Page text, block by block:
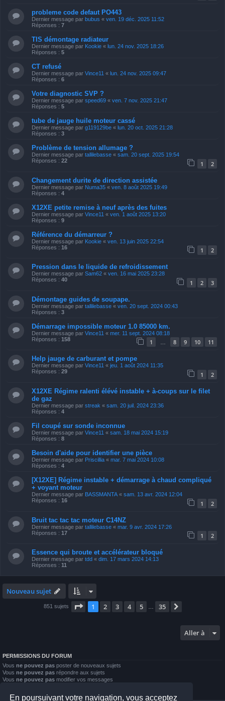
En poursuivant votre navigation, vous acceptez
probleme code defaut PO443
Dernier message par bubus « ven. 19 déc. 2025 11:52
Réponses : 7
TIS démontage radiateur
Dernier message par Kookie « lun. 24 nov. 2025 18:26
Réponses : 5
CT refusé
Dernier message par Vince11 « lun. 24 nov. 2025 09:47
Réponses : 6
Votre diagnostic SVP ?
Dernier message par speed69 « ven. 7 nov. 2025 21:47
Réponses : 5
tube de jauge huile moteur cassé
Dernier message par g119129be « lun. 20 oct. 2025 21:28
Réponses : 3
Problème de tension allumage ?
Dernier message par tallilebasse « sam. 20 sept. 2025 19:54
Réponses : 22 1 2
Changement durite de direction assistée
Dernier message par Numa35 « ven. 8 août 2025 19:49
Réponses : 4
X12XE petite remise à neuf après des fuites
Dernier message par Vince11 « ven. 1 août 2025 13:20
Réponses : 9
Référence du démarreur ?
Dernier message par Kookie « ven. 13 juin 2025 22:54
Réponses : 16 1 2
Pression dans le liquide de refroidissement
Dernier message par Sam62 « ven. 16 mai 2025 23:28
Réponses : 40 1 2 3
Démontage guides de soupape.
Dernier message par tallilebasse « ven. 20 sept. 2024 00:43
Réponses : 3
Démarrage impossible moteur 1.0 85000 km.
Dernier message par Vince11 « mer. 11 sept. 2024 08:18
Réponses : 158 1 8 9 10 11
Help jauge de carburant et pompe
Dernier message par Vince11 « jeu. 1 août 2024 11:35
Réponses : 29 1 2
X12XE Régime ralenti élévé instable + à-coups sur le filet
de gaz
Dernier message par streak « sam. 20 juil. 2024 23:36
Réponses : 4
Fil coupé sur sonde inconnue
Dernier message par Vince11 « sam. 18 mai 2024 15:19
Réponses : 8
Besoin d'aide pour identifier une pièce
Dernier message par Priscillia « mar. 7 mai 2024 10:08
Réponses : 4
[X12XE] Régime instable + démarrage à chaud compliqué
+ voyant moteur
Dernier message par BASSMANTA « sam. 13 avr. 2024 12:04
Réponses : 16 1 2
Bruit tac tac tac moteur C14NZ
Dernier message par tallilebasse « mar. 9 avr. 2024 17:26
Réponses : 17 1 2
Essence qui broute et accélérateur bloqué
Dernier message par tdd « dim. 17 mars 2024 14:13
Réponses : 11
Nouveau sujet
851 sujets Page 1sur35
1 2 3 4 5 35
Aller à
PERMISSIONS DU FORUM
Vous ne pouvez pas poster de nouveaux sujets
Vous ne pouvez pas répondre aux sujets
Vous ne pouvez pas modifier vos messages
Vous
ne pouvez pas joindre des fichiers